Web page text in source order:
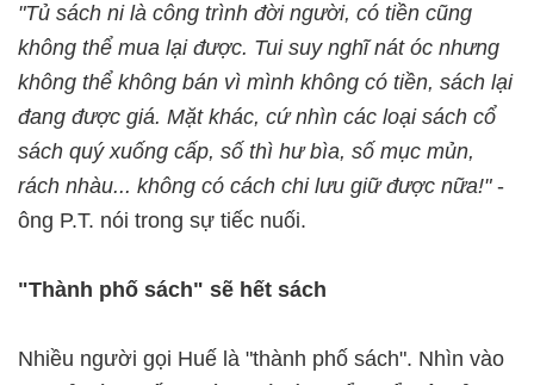
"Tủ sách ni là công trình đời người, có tiền cũng
không thể mua lại được. Tui suy nghĩ nát óc nhưng
không thể không bán vì mình không có tiền, sách lại
đang được giá. Mặt khác, cứ nhìn các loại sách cổ
sách quý xuống cấp, số thì hư bìa, số mục mủn,
rách nhàu... không có cách chi lưu giữ được nữa!"-
ông P.T. nói trong sự tiếc nuối.
"Thành phố sách" sẽ hết sách
Nhiều người gọi Huế là "thành phố sách". Nhìn vào